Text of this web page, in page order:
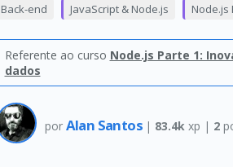
Back-end JavaScript & Node.js Node.js
Referente ao curso Node.js Parte 1:
dados
por Alan Santos | 83.4k xp | 2